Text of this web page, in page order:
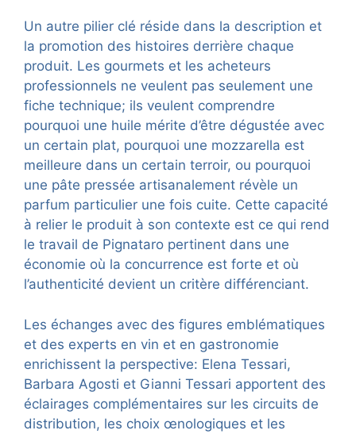
Un autre pilier clé réside dans la description et
la promotion des histoires derrière chaque
produit. Les gourmets et les acheteurs
professionnels ne veulent pas seulement une
fiche technique; ils veulent comprendre
pourquoi une huile mérite d’être dégustée avec
un certain plat, pourquoi une mozzarella est
meilleure dans un certain terroir, ou pourquoi
une pâte pressée artisanalement révèle un
parfum particulier une fois cuite. Cette capacité
à relier le produit à son contexte est ce qui rend
le travail de Pignataro pertinent dans une
économie où la concurrence est forte et où
l’authenticité devient un critère différenciant.
Les échanges avec des figures emblématiques
et des experts en vin et en gastronomie
enrichissent la perspective: Elena Tessari,
Barbara Agosti et Gianni Tessari apportent des
éclairages complémentaires sur les circuits de
distribution, les choix œnologiques et les